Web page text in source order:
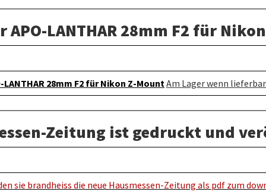
LANTHAR 28mm F2 für
28mm F2 für Nikon Z-Mount Am Lager wenn
Zeitung ist gedruckt und
sie brandheiss die neue Hausmessen-Zeitung als pdf zum